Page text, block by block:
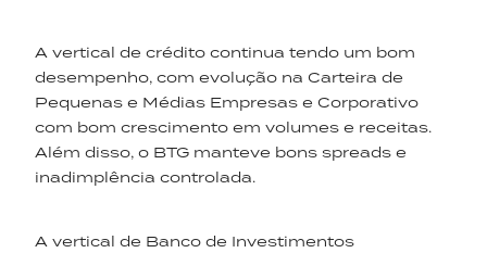
A vertical de crédito continua tendo um bom
desempenho, com evolução na Carteira de
Pequenas e Médias Empresas e Corporativo
com bom crescimento em volumes e receitas.
Além disso, o BTG manteve bons spreads e
inadimplência controlada.
A vertical de Banco de Investimentos